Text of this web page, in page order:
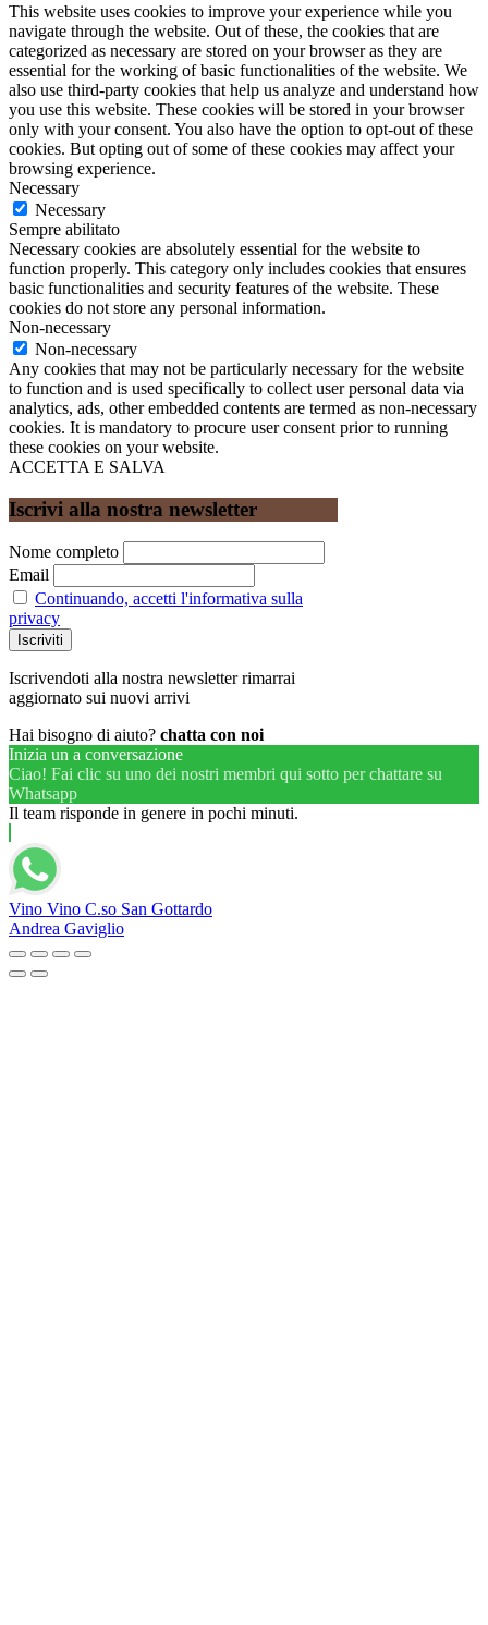
This website uses cookies to improve your experience while you
navigate through the website. Out of these, the cookies that are
categorized as necessary are stored on your browser as they are
essential for the working of basic functionalities of the website. We
also use third-party cookies that help us analyze and understand how
you use this website. These cookies will be stored in your browser
only with your consent. You also have the option to opt-out of these
cookies. But opting out of some of these cookies may affect your
browsing experience.
Necessary
Necessary
Sempre abilitato
Necessary cookies are absolutely essential for the website to
function properly. This category only includes cookies that ensures
basic functionalities and security features of the website. These
cookies do not store any personal information.
Non-necessary
Non-necessary
Any cookies that may not be particularly necessary for the website
to function and is used specifically to collect user personal data via
analytics, ads, other embedded contents are termed as non-necessary
cookies. It is mandatory to procure user consent prior to running
these cookies on your website.
ACCETTA E SALVA
Iscrivi alla nostra newsletter
Nome completo
Email
Continuando, accetti l'informativa sulla
privacy
Iscrivendoti alla nostra newsletter rimarrai
aggiornato sui nuovi arrivi
Hai bisogno di aiuto? chatta con noi
Inizia un a conversazione
Ciao! Fai clic su uno dei nostri membri qui sotto per chattare su
Whatsapp
Il team risponde in genere in pochi minuti.
Vino Vino C.so San Gottardo
Andrea Gaviglio